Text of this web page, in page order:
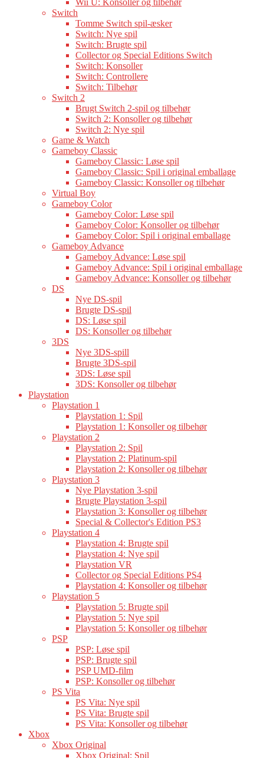
Wii U: Konsoller og tilbehør
Switch
Tomme Switch spil-æsker
Switch: Nye spil
Switch: Brugte spil
Collector og Special Editions Switch
Switch: Konsoller
Switch: Controllere
Switch: Tilbehør
Switch 2
Brugt Switch 2-spil og tilbehør
Switch 2: Konsoller og tilbehør
Switch 2: Nye spil
Game & Watch
Gameboy Classic
Gameboy Classic: Løse spil
Gameboy Classic: Spil i original emballage
Gameboy Classic: Konsoller og tilbehør
Virtual Boy
Gameboy Color
Gameboy Color: Løse spil
Gameboy Color: Konsoller og tilbehør
Gameboy Color: Spil i original emballage
Gameboy Advance
Gameboy Advance: Løse spil
Gameboy Advance: Spil i original emballage
Gameboy Advance: Konsoller og tilbehør
DS
Nye DS-spil
Brugte DS-spil
DS: Løse spil
DS: Konsoller og tilbehør
3DS
Nye 3DS-spill
Brugte 3DS-spil
3DS: Løse spil
3DS: Konsoller og tilbehør
Playstation
Playstation 1
Playstation 1: Spil
Playstation 1: Konsoller og tilbehør
Playstation 2
Playstation 2: Spil
Playstation 2: Platinum-spil
Playstation 2: Konsoller og tilbehør
Playstation 3
Nye Playstation 3-spil
Brugte Playstation 3-spil
Playstation 3: Konsoller og tilbehør
Special & Collector's Edition PS3
Playstation 4
Playstation 4: Brugte spil
Playstation 4: Nye spil
Playstation VR
Collector og Special Editions PS4
Playstation 4: Konsoller og tilbehør
Playstation 5
Playstation 5: Brugte spil
Playstation 5: Nye spil
Playstation 5: Konsoller og tilbehør
PSP
PSP: Løse spil
PSP: Brugte spil
PSP UMD-film
PSP: Konsoller og tilbehør
PS Vita
PS Vita: Nye spil
PS Vita: Brugte spil
PS Vita: Konsoller og tilbehør
Xbox
Xbox Original
Xbox Original: Spil